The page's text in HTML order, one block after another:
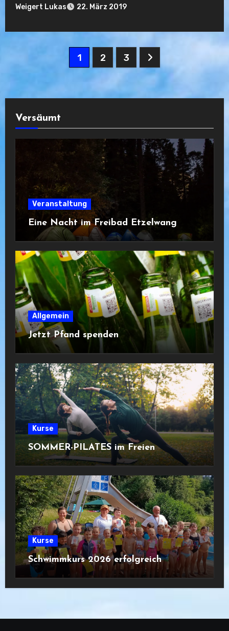
Weigert Lukas 22. März 2019
Seitennummerierung
Beiträge
1 2 3
Versäumt
Veranstaltung
Eine Nacht im Freibad Etzelwang
Allgemein
Jetzt Pfand spenden
Kurse
SOMMER-PILATES im Freien
Kurse
Schwimmkurs 2026 erfolgreich